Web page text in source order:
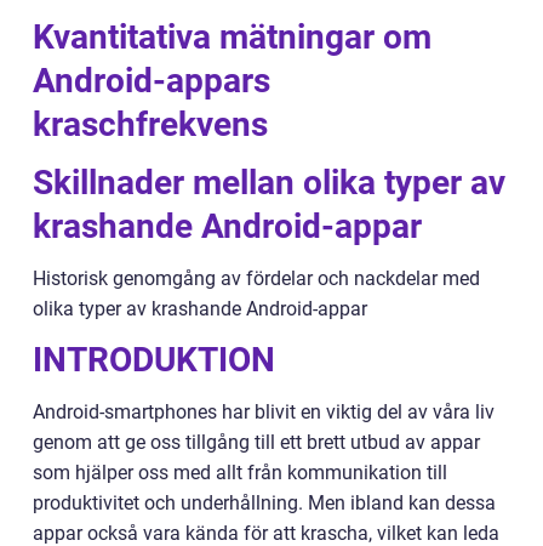
Kvantitativa mätningar om
Android-appars
kraschfrekvens
Skillnader mellan olika typer av
krashande Android-appar
Historisk genomgång av fördelar och nackdelar med
olika typer av krashande Android-appar
INTRODUKTION
Android-smartphones har blivit en viktig del av våra liv
genom att ge oss tillgång till ett brett utbud av appar
som hjälper oss med allt från kommunikation till
produktivitet och underhållning. Men ibland kan dessa
appar också vara kända för att krascha, vilket kan leda